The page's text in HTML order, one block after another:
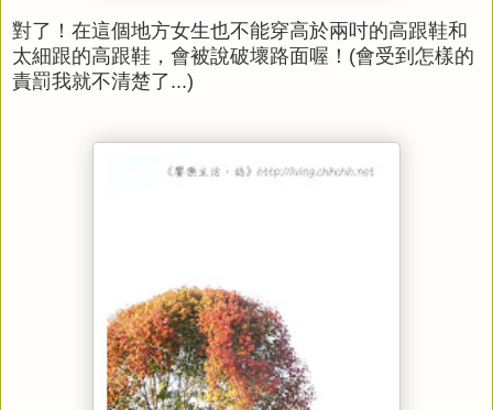
對了！在這個地方女生也不能穿高於兩吋的高跟鞋和
太細跟的高跟鞋，會被說破壞路面喔！(會受到怎樣的
責罰我就不清楚了...)